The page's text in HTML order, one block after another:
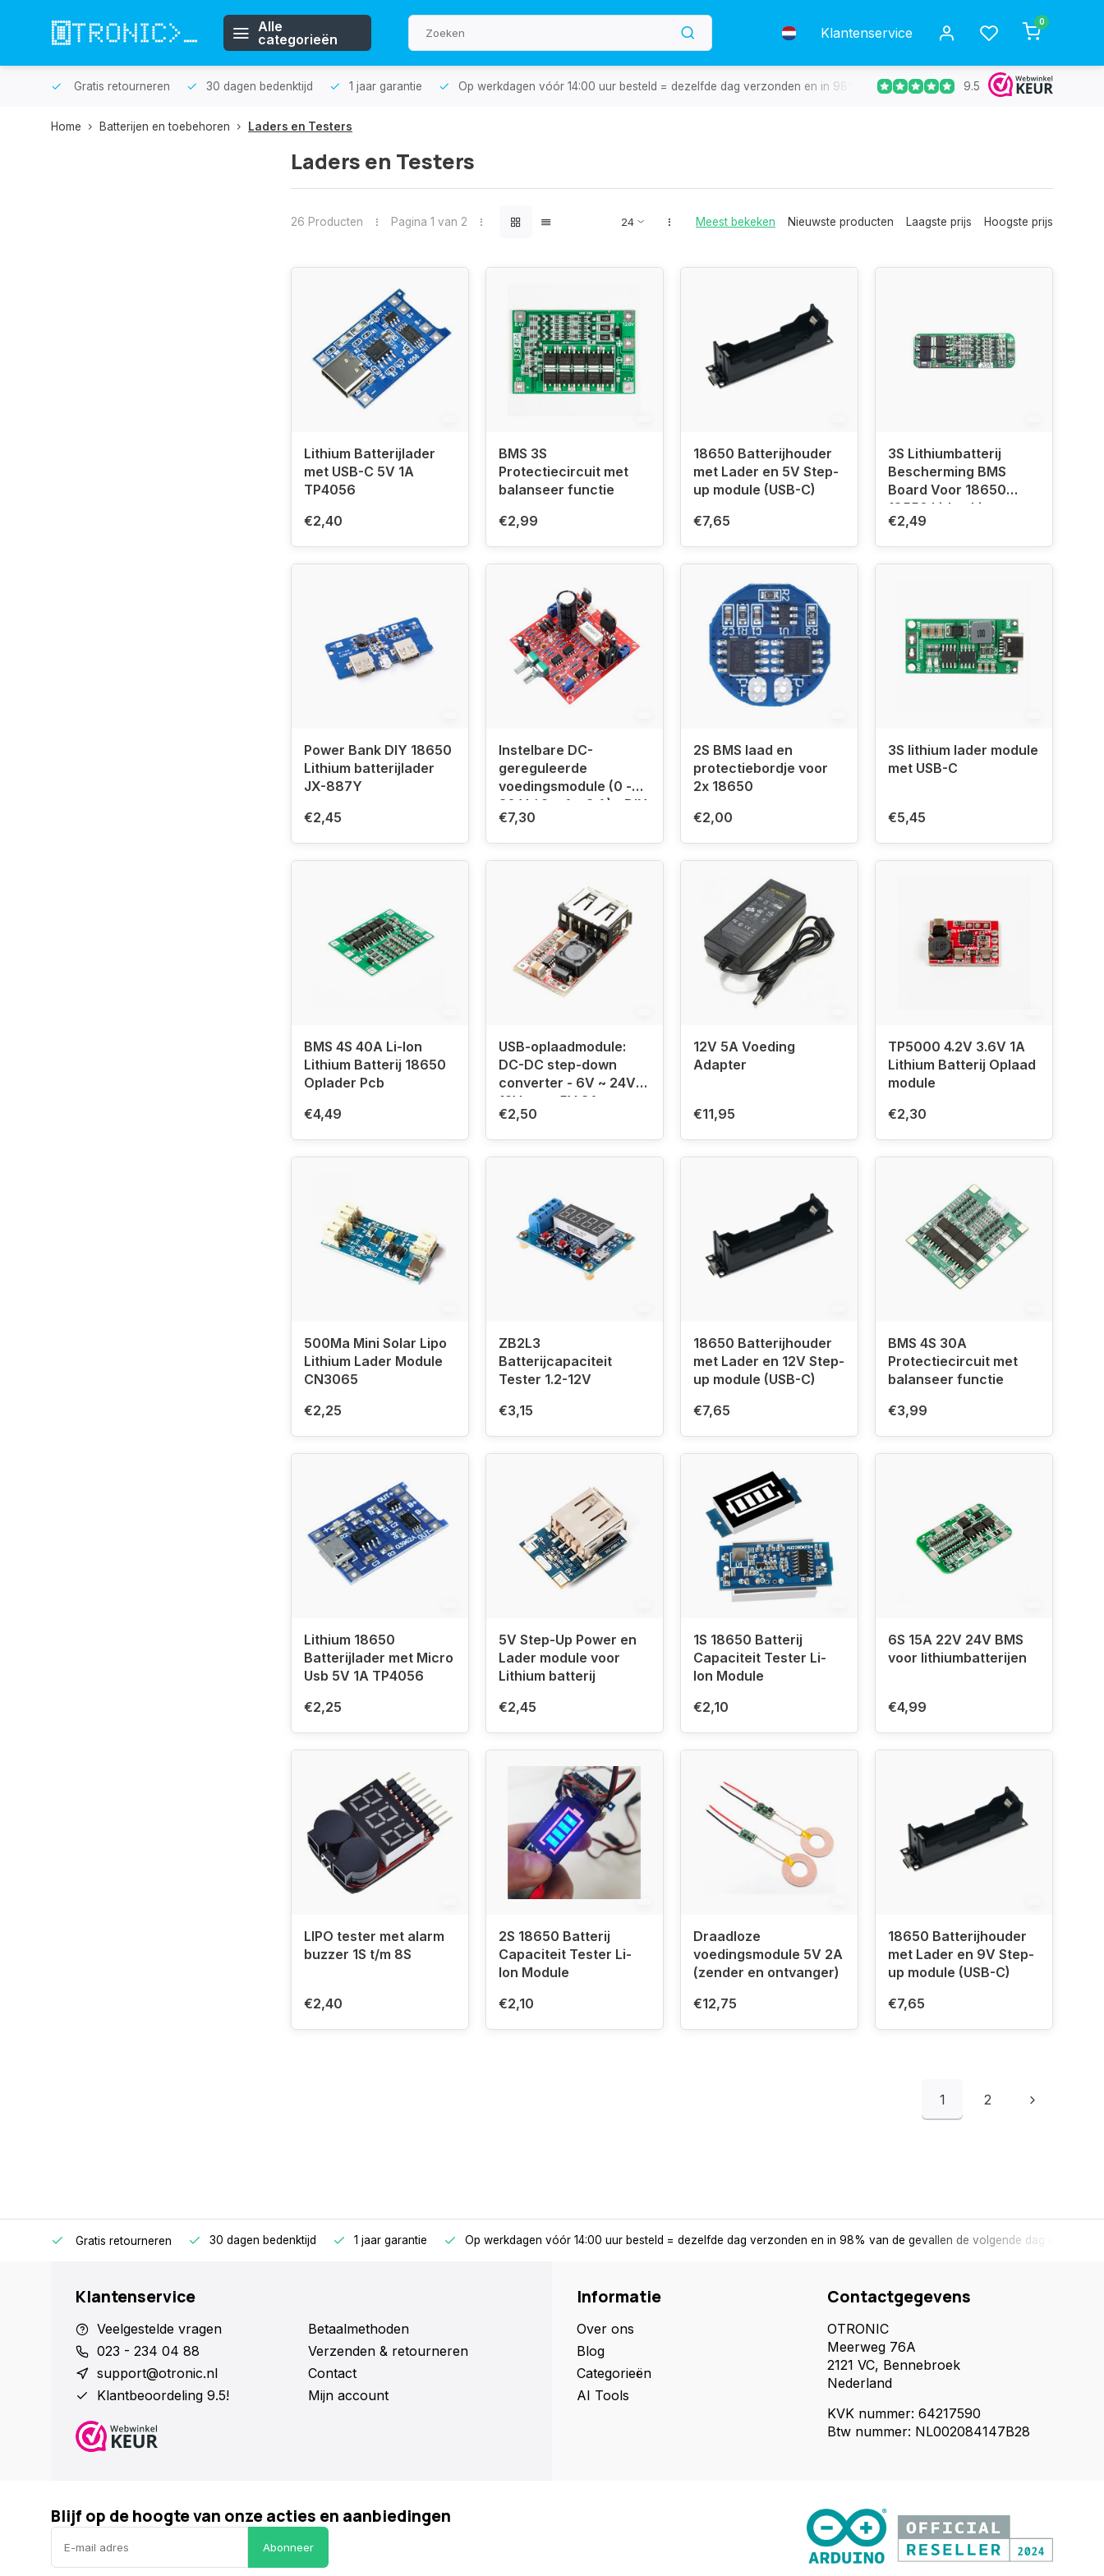
Alle
categorieën
Klantenservice
0
Gratis retourneren 30 dagen bedenktijd 1 jaar garantie Op werkdagen vóór 14:00 uur besteld = dezelfde dag verzonden en in 98% van de gevallen de volgende dag in huis.
9.5
Home Batterijen en toebehoren Laders en Testers
Laders en Testers
26 Producten Pagina 1 van 2 Meest bekeken Nieuwste producten Laagste prijs Hoogste prijs
Lithium Batterijlader
met USB-C 5V 1A
TP4056
€2,40
BMS 3S
Protectiecircuit met
balanseer functie
€2,99
18650 Batterijhouder
met Lader en 5V Step-
up module (USB-C)
€7,65
3S Lithiumbatterij
Bescherming BMS
Board Voor 18650
18550 Li-Ion Lipo
Batterij 11.1V 12.6V 20A
€2,49
Power Bank DIY 18650
Lithium batterijlader
JX-887Y
€2,45
Instelbare DC-
gereguleerde
voedingsmodule (0 -
30 V / 2 mA - 3 A) - DIY
KIT (zelf solderen)
€7,30
2S BMS laad en
protectiebordje voor
2x 18650
€2,00
3S lithium lader module
met USB-C
€5,45
BMS 4S 40A Li-Ion
Lithium Batterij 18650
Oplader Pcb
€4,49
USB-oplaadmodule:
DC-DC step-down
converter - 6V ~ 24V
12V naar 5V 3A
€2,50
12V 5A Voeding
Adapter
€11,95
TP5000 4.2V 3.6V 1A
Lithium Batterij Oplaad
module
€2,30
500Ma Mini Solar Lipo
Lithium Lader Module
CN3065
€2,25
ZB2L3
Batterijcapaciteit
Tester 1.2-12V
€3,15
18650 Batterijhouder
met Lader en 12V Step-
up module (USB-C)
€7,65
BMS 4S 30A
Protectiecircuit met
balanseer functie
€3,99
Lithium 18650
Batterijlader met Micro
Usb 5V 1A TP4056
€2,25
5V Step-Up Power en
Lader module voor
Lithium batterij
€2,45
1S 18650 Batterij
Capaciteit Tester Li-
Ion Module
€2,10
6S 15A 22V 24V BMS
voor lithiumbatterijen
€4,99
LIPO tester met alarm
buzzer 1S t/m 8S
€2,40
2S 18650 Batterij
Capaciteit Tester Li-
Ion Module
€2,10
Draadloze
voedingsmodule 5V 2A
(zender en ontvanger)
€12,75
18650 Batterijhouder
met Lader en 9V Step-
up module (USB-C)
€7,65
1 2
Gratis retourneren 30 dagen bedenktijd 1 jaar garantie Op werkdagen vóór 14:00 uur besteld = dezelfde dag verzonden en in 98% van de gevallen de volgende dag in huis.
Klantenservice
Veelgestelde vragen
023 - 234 04 88
support@otronic.nl
Klantbeoordeling 9.5!
Betaalmethoden
Verzenden & retourneren
Contact
Mijn account
Informatie
Over ons
Blog
Categorieën
AI Tools
Contactgegevens
OTRONIC
Meerweg 76A
2121 VC, Bennebroek
Nederland
KVK nummer: 64217590
Btw nummer: NL002084147B28
Blijf op de hoogte van onze acties en aanbiedingen
Abonneer